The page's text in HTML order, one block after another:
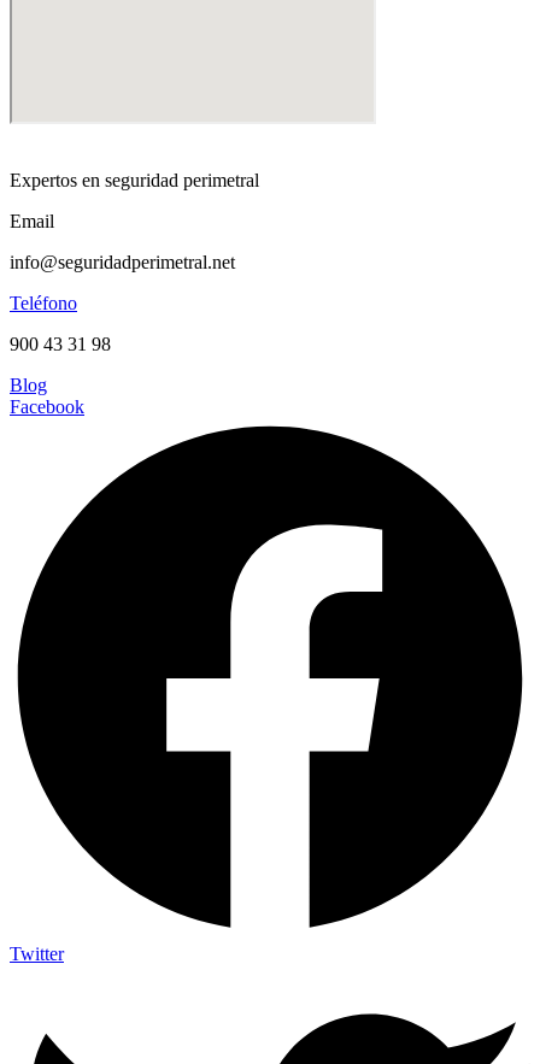
Expertos en seguridad perimetral
Email
info@seguridadperimetral.net
Teléfono
900 43 31 98
Blog
Facebook
Twitter